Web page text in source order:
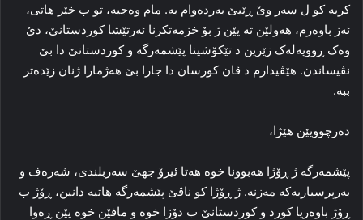
کریه‌ کو ل سه‌ر وێ ڕێیێ به‌رده‌وام به‌. مام وه‌جیه، تو ب خێر هاتی،
ئه‌ز باوه‌رم، هه‌ولێن ته‌ یێن ژ بۆ خزمه‌تکرنا ئەرتێشا کوردستانێ، دێ
وه‌ک ڕووپه‌له‌ک زێرین د تێکۆشینا پێشمه‌رگه‌ و کوردستانێ دا بێ
نڤیساندن. هێڤیدارم د ڤان کورسان دا جارا بێ هه‌ژمارا ژنان زێده‌تر
ببه‌.
ده‌رچوویێن هێژا،
پێشمه‌رگه‌ ژ ڕۆژا هه‌بوونا خوه‌ هه‌تا ئیرۆ جهێ سه‌ربلندی، شه‌ره‌ف و
به‌رپرسیاریه‌که‌ مه‌زنه‌. ژ ڕۆژا کو ناڤێ پێشمه‌رگه‌ هاتیه‌ دانین، ڕۆژ ب
ڕۆژ باوه‌ریا کورد و کوردستانێ ب دۆزا خوه‌ و مافێن خوه‌ یێن ڕه‌وا